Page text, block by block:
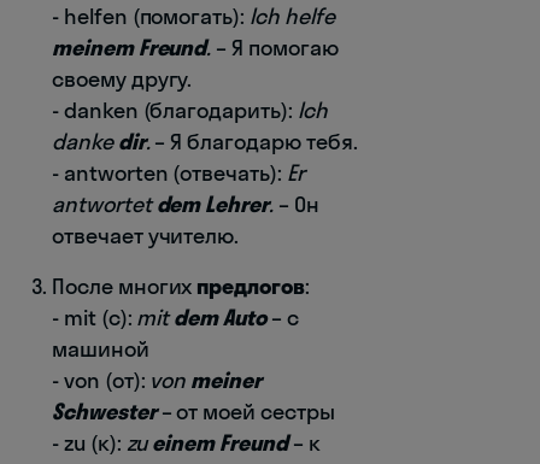
- helfen (помогать): Ich helfe
meinem Freund. – Я помогаю
своему другу.
- danken (благодарить): Ich
dankedir.– Я благодарю тебя.
- antworten (отвечать): Er
antwortetdem Lehrer.– Он
отвечает учителю.
После многих предлогов:
- mit (с): mitdem Auto– с
машиной
- von (от): von meiner
Schwester– от моей сестры
- zu (к): zueinem Freund– к